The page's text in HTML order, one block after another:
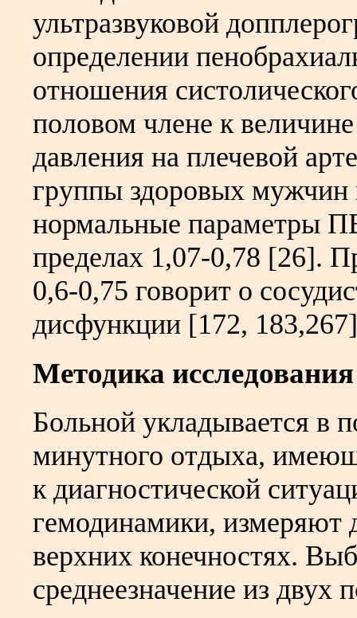
ультразвуковой
определении
отношения
половом члене к
давления на плечевой
группы здоровых мужчин
нормальные параметры
пределах 1,07-0,78 [26].
0,6-0,75 говорит о
дисфункции [172,
Методика исследования
Больной укладывается в
минутного отдыха,
к диагностической
гемодинамики,
верхних конечностях.
среднеезначение из двух